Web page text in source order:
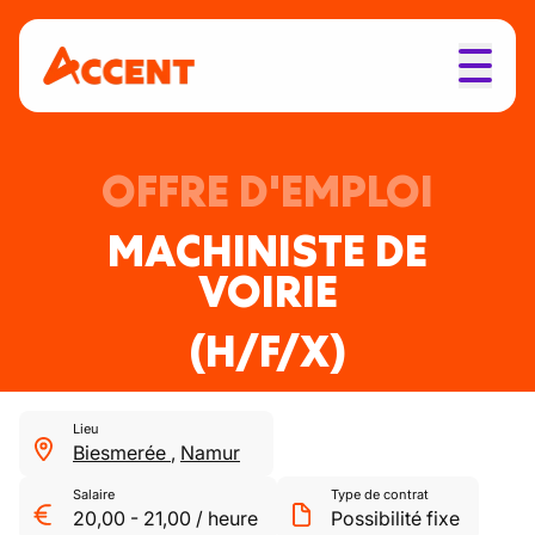
OFFRE D'EMPLOI
MACHINISTE DE
VOIRIE
(H/F/X)
Lieu
Biesmerée , Namur
Salaire
20,00 - 21,00 / heure
Type de contrat
Possibilité fixe